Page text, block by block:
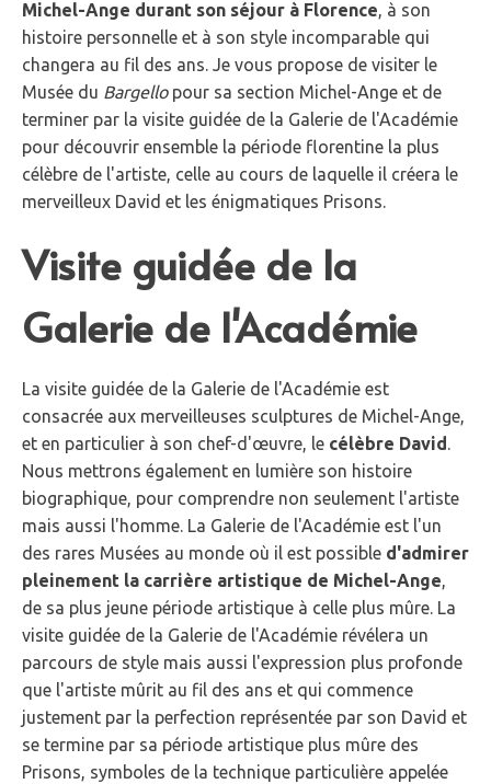
Michel-Ange durant son séjour à Florence, à son
histoire personnelle et à son style incomparable qui
changera au fil des ans. Je vous propose de visiter le
Musée du Bargellopour sa section Michel-Ange et de
terminer par la visite guidée de la Galerie de l'Académie
pour découvrir ensemble la période florentine la plus
célèbre de l'artiste, celle au cours de laquelle il créera le
merveilleux David et les énigmatiques Prisons.
Visite guidée de la
Galerie de l'Académie
La visite guidée de la Galerie de l'Académie est
consacrée aux merveilleuses sculptures de Michel-Ange,
et en particulier à son chef-d'œuvre, le célèbre David .
Nous mettrons également en lumière son histoire
biographique, pour comprendre non seulement l'artiste
mais aussi l'homme. La Galerie de l'Académie est l'un
des rares Musées au monde où il est possible d'admirer
pleinement la carrière artistique de Michel-Ange,
de sa plus jeune période artistique à celle plus mûre. La
visite guidée de la Galerie de l'Académie révélera un
parcours de style mais aussi l'expression plus profonde
que l'artiste mûrit au fil des ans et qui commence
justement par la perfection représentée par son David et
se termine par sa période artistique plus mûre des
Prisons, symboles de la technique particulière appelée